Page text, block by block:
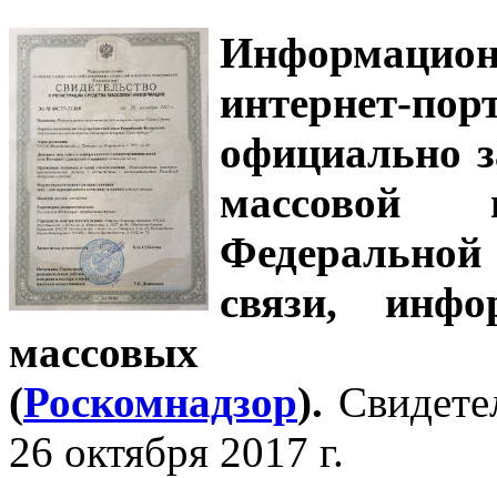
интернет-
официально
связи,
массовых
(Роскомнадзор).
26 октября 2017 г.